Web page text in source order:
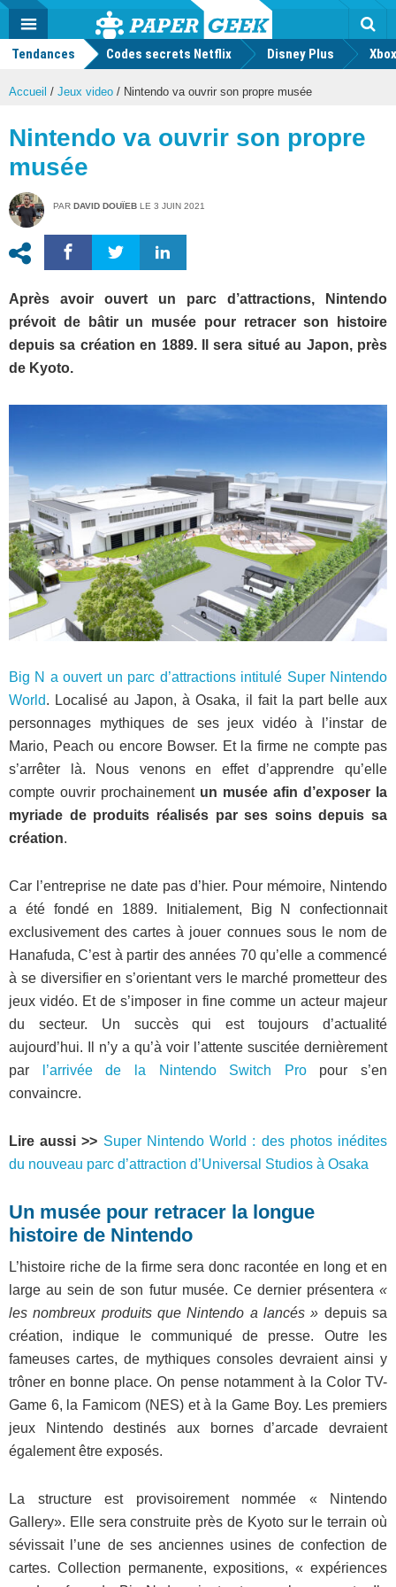
Actu
geek
MENU
Tendances Codes secrets Netflix Disney Plus
Accueil / Jeux video / Nintendo va ouvrir son propre musée
Nintendo va ouvrir son propre
musée
PAR DAVID DOUÏEB LE 3 JUIN 2021
Après avoir ouvert un parc d’attractions, Nintendo
prévoit de bâtir un musée pour retracer son histoire
depuis sa création en 1889. Il sera situé au Japon, près
de Kyoto.
Big N a ouvert un parc d’attractions intitulé Super Nintendo
World. Localisé au Japon, à Osaka, il fait la part belle aux
personnages mythiques de ses jeux vidéo à l’instar de
Mario, Peach ou encore Bowser. Et la firme ne compte pas
s’arrêter là. Nous venons en effet d’apprendre qu’elle
compte ouvrir prochainementun musée afin d’exposer la
myriade de produits réalisés par ses soins depuis sa
création.
Car l’entreprise ne date pas d’hier. Pour mémoire, Nintendo
a été fondé en 1889. Initialement, Big N confectionnait
exclusivement des cartes à jouer connues sous le nom de
Hanafuda, C’est à partir des années 70 qu’elle a commencé
à se diversifier en s’orientant vers le marché prometteur des
jeux vidéo. Et de s’imposer in fine comme un acteur majeur
du secteur. Un succès qui est toujours d’actualité
aujourd’hui. Il n’y a qu’à voir l’attente suscitée dernièrement
par
l’arrivée de la Nintendo Switch Propour s’en
convaincre.
Lire aussi >> Super Nintendo World : des photos inédites
du nouveau parc d’attraction d’Universal Studios à Osaka
Un musée pour retracer la longue
histoire de Nintendo
L’histoire riche de la firme sera donc racontée en long et en
large au sein de son futur musée. Ce dernier présentera «
les nombreux produits que Nintendo a lancés » depuis sa
création, indique le communiqué de presse. Outre les
fameuses cartes, de mythiques consoles devraient ainsi y
trôner en bonne place. On pense notamment à la Color TV-
Game 6, la Famicom (NES) et à la Game Boy. Les premiers
jeux Nintendo destinés aux bornes d’arcade devraient
également être exposés.
La structure est provisoirement nommée « Nintendo
Gallery». Elle sera construite près de Kyoto sur le terrain où
sévissait l’une de ses anciennes usines de confection de
cartes. Collection permanente, expositions, « expériences
Mode
FacebookTwitter Youtube